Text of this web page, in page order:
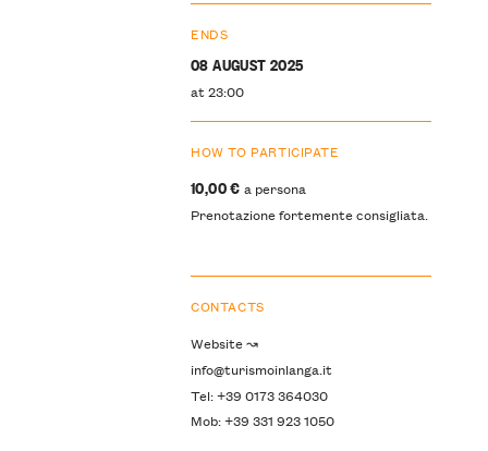
ENDS
08 AUGUST 2025
at 23:00
HOW TO PARTICIPATE
10,00 € a persona
Prenotazione fortemente consigliata.
CONTACTS
Website ↝
info@turismoinlanga.it
Tel: +39 0173 364030
Mob: +39 331 923 1050